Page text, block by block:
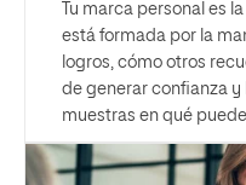
Tu marca personal es
está formada por la
logros, cómo otros
de generar confianza
muestras en qué